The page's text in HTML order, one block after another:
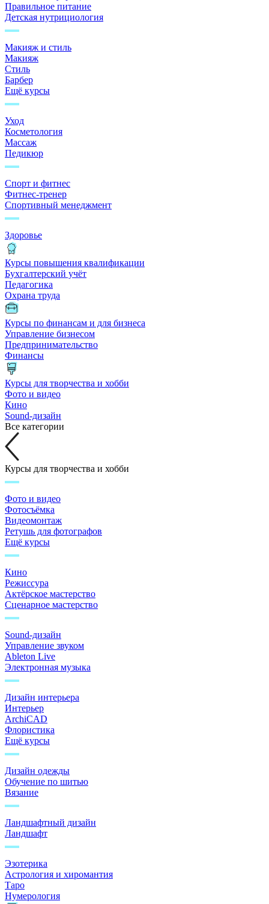
Правильное питание
Детская нутрициология
Макияж и стиль
Макияж
Стиль
Барбер
Ещё курсы
Уход
Косметология
Массаж
Педикюр
Спорт и фитнес
Фитнес-тренер
Спортивный менеджмент
Здоровье
Курсы повышения квалификации
Бухгалтерский учёт
Педагогика
Охрана труда
Курсы по финансам и для бизнеса
Управление бизнесом
Предпринимательство
Финансы
Курсы для творчества и хобби
Фото и видео
Кино
Sound-дизайн
Все категории
Курсы для творчества и хобби
Фото и видео
Фотосъёмка
Видеомонтаж
Ретушь для фотографов
Ещё курсы
Кино
Режиссура
Актёрское мастерство
Сценарное мастерство
Sound-дизайн
Управление звуком
Ableton Live
Электронная музыка
Дизайн интерьера
Интерьер
ArchiCAD
Флористика
Ещё курсы
Дизайн одежды
Обучение по шитью
Вязание
Ландшафтный дизайн
Ландшафт
Эзотерика
Астрология и хиромантия
Таро
Нумерология